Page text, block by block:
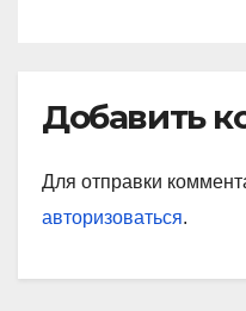
Добавить
Для отправки
авторизоваться.